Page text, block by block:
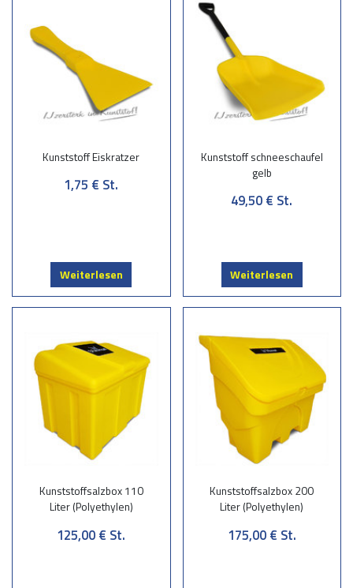
Kunststoff Eiskratzer
1,75 € St.
Weiterlesen
Kunststoff schneeschaufel
gelb
49,50 € St.
Weiterlesen
Kunststoffsalzbox 110
Liter (Polyethylen)
125,00 € St.
Kunststoffsalzbox 200
Liter (Polyethylen)
175,00 € St.